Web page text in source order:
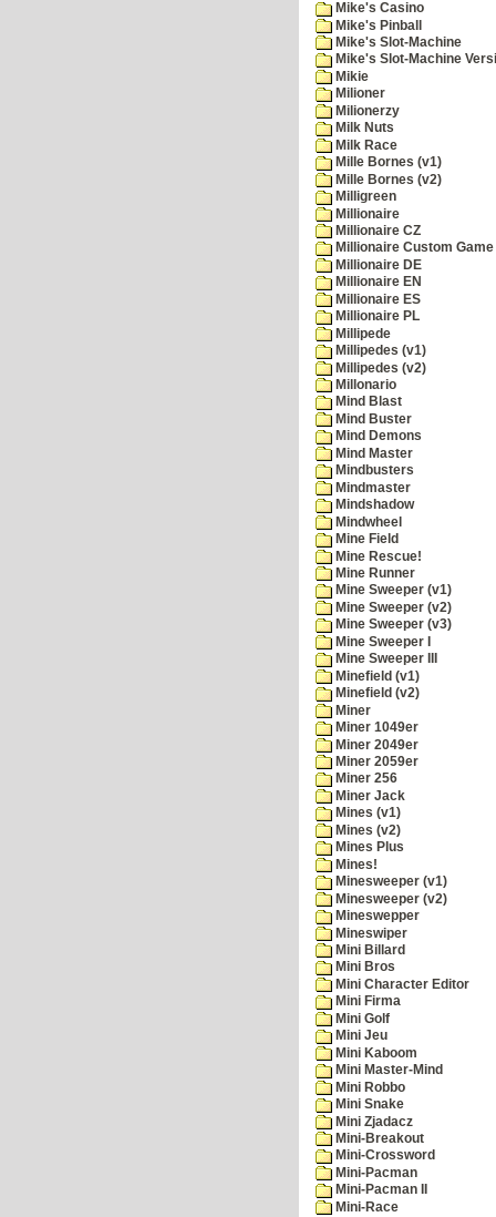
Mike's Casino
Mike's Pinball
Mike's Slot-Machine
Mike's Slot-Machine
Mikie
Milioner
Milionerzy
Milk Nuts
Milk Race
Mille Bornes (v1)
Mille Bornes (v2)
Milligreen
Millionaire
Millionaire CZ
Millionaire Custom
Millionaire DE
Millionaire EN
Millionaire ES
Millionaire PL
Millipede
Millipedes (v1)
Millipedes (v2)
Millonario
Mind Blast
Mind Buster
Mind Demons
Mind Master
Mindbusters
Mindmaster
Mindshadow
Mindwheel
Mine Field
Mine Rescue!
Mine Runner
Mine Sweeper (v1)
Mine Sweeper (v2)
Mine Sweeper (v3)
Mine Sweeper I
Mine Sweeper III
Minefield (v1)
Minefield (v2)
Miner
Miner 1049er
Miner 2049er
Miner 2059er
Miner 256
Miner Jack
Mines (v1)
Mines (v2)
Mines Plus
Mines!
Minesweeper (v1)
Minesweeper (v2)
Mineswepper
Mineswiper
Mini Billard
Mini Bros
Mini Character Editor
Mini Firma
Mini Golf
Mini Jeu
Mini Kaboom
Mini Master-Mind
Mini Robbo
Mini Snake
Mini Zjadacz
Mini-Breakout
Mini-Crossword
Mini-Pacman
Mini-Pacman II
Mini-Race